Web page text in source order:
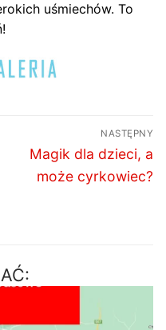
uśmiechów. To
NASTĘPNY
Następny
wpis:
Magik dla dzieci, a
może cyrkowiec?